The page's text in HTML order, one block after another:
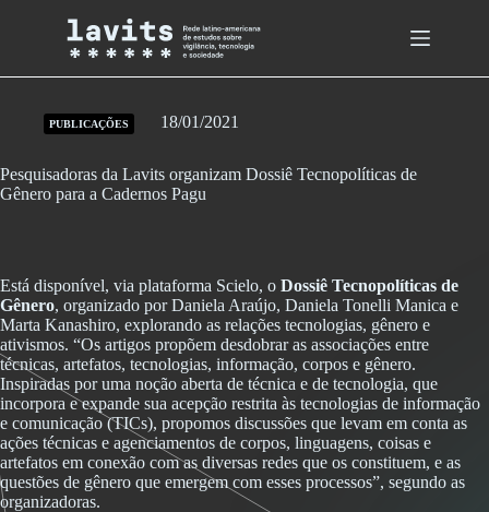
PUBLICAÇÕES 18/01/2021
Pesquisadoras da Lavits organizam Dossiê Tecnopolíticas de
Gênero para a Cadernos Pagu
Está disponível, via plataforma Scielo, o Dossiê Tecnopolíticas de
Gênero, organizado por Daniela Araújo, Daniela Tonelli Manica e
Marta Kanashiro, explorando as relações tecnologias, gênero e
ativismos. “Os artigos propõem desdobrar as associações entre
técnicas, artefatos, tecnologias, informação, corpos e gênero.
Inspiradas por uma noção aberta de técnica e de tecnologia, que
incorpora e expande sua acepção restrita às tecnologias de informação
e comunicação (TICs), propomos discussões que levam em conta as
ações técnicas e agenciamentos de corpos, linguagens, coisas e
artefatos em conexão com as diversas redes que os constituem, e as
questões de gênero que emergem com esses processos”, segundo as
organizadoras.